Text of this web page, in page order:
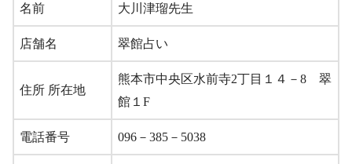
名前 大川津瑠先生
店舗名 翠館占い
住所 所在地
熊本市中央区水前寺2丁目１４－8 翠
館１F
電話番号 096－385－5038